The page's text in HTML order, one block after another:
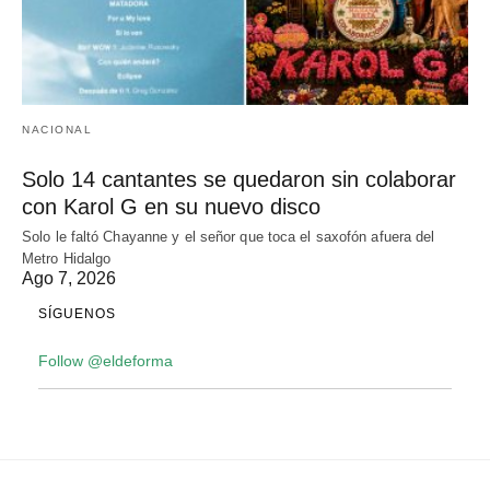
NACIONAL
Solo 14 cantantes se quedaron sin colaborar
con Karol G en su nuevo disco
Solo le faltó Chayanne y el señor que toca el saxofón afuera del
Metro Hidalgo
Ago 7, 2026
SÍGUENOS
Follow @eldeforma